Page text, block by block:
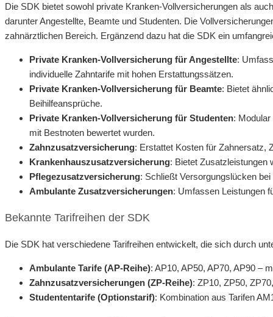
Die SDK bietet sowohl private Kranken-Vollversicherungen als
darunter Angestellte, Beamte und Studenten. Die
zahnärztlichen Bereich. Ergänzend dazu hat die SDK ein
Private Kranken-Vollversicherung für Angestellte:
individuelle Zahntarife mit hohen Erstattungssätzen.
Private Kranken-Vollversicherung für Beamte: Bietet
Beihilfeansprüche.
Private Kranken-Vollversicherung für Studenten:
mit Bestnoten bewertet wurden.
Zahnzusatzversicherung: Erstattet Kosten für Zahnersatz,
Krankenhauszusatzversicherung: Bietet Zusatzleistungen
Pflegezusatzversicherung: Schließt Versorgungslücken
Ambulante Zusatzversicherungen: Umfassen Leistungen
Bekannte Tarifreihen der SDK
Die SDK hat verschiedene Tarifreihen entwickelt, die sich durch
Ambulante Tarife (AP-Reihe): AP10, AP50, AP70, AP90 –
Zahnzusatzversicherungen (ZP-Reihe): ZP10, ZP50,
Studententarife (Optionstarif): Kombination aus Tarifen